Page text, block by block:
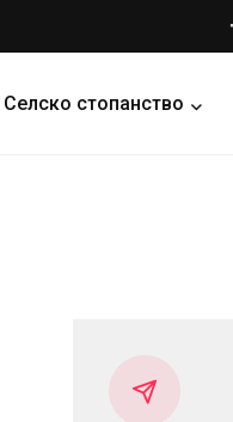
Селско стопанство